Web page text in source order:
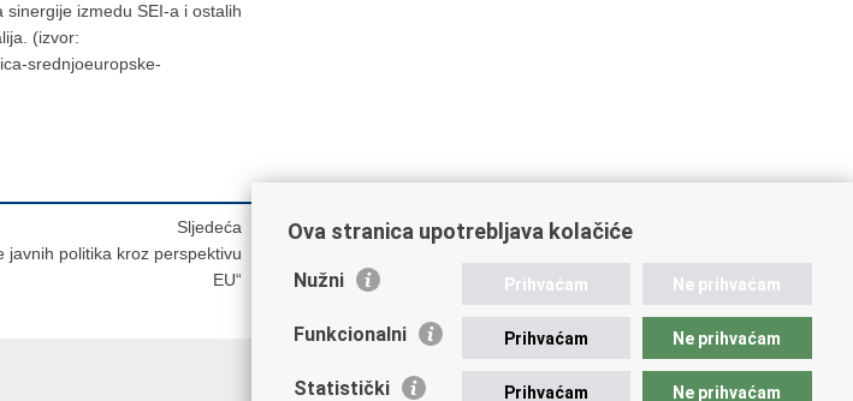
izmedu SEI-a i ostalih
(izvor:
srednjoeuropske-
Sljedeća
javnih politika kroz perspektivu
EU“
Ova stranica upotrebljava kolačiće
Nužni Prihvaćam Ne prihvaćam
Funkcionalni Prihvaćam Ne prihvaćam
Statistički Prihvaćam Ne prihvaćam